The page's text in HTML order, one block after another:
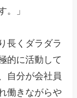
。」
長くダラダラ
的に活動して
自分が会社員
働きながらや